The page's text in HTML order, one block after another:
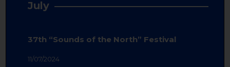
July
37th “Sounds of the North” Festival
11/07/2024